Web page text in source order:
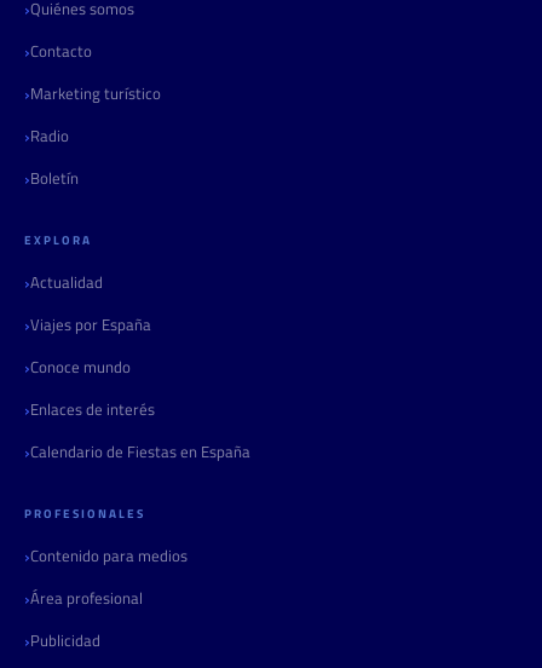
Quiénes somos
Contacto
Marketing turístico
Radio
Boletín
EXPLORA
Actualidad
Viajes por España
Conoce mundo
Enlaces de interés
Calendario de Fiestas en España
PROFESIONALES
Contenido para medios
Área profesional
Publicidad